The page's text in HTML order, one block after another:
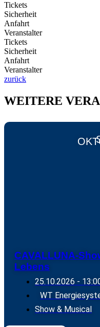
Tickets
Sicherheit
Anfahrt
Veranstalter
Tickets
Sicherheit
Anfahrt
Veranstalter
zurück
WEITERE
CAVALLUNA-
Lebens
25.10.2026 -
WT
Show & Musical